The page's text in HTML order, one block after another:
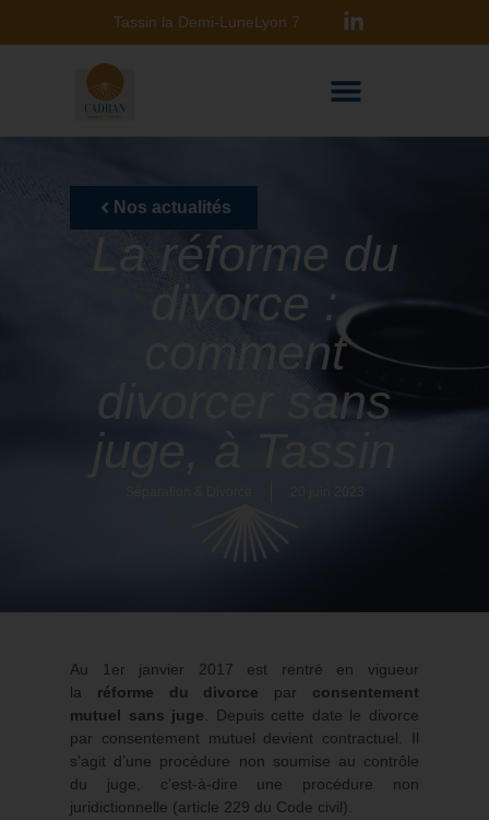
Tassin la Demi-LuneLyon 7
Nos actualités
La réforme du
divorce :
comment
divorcer sans
juge, à Tassin
Au 1er janvier 2017 est rentré en vigueur
la réforme du divorce par consentement
mutuel sans juge . Depuis cette date le divorce
par consentement mutuel devient contractuel. Il
s’agit d’une procédure non soumise au contrôle
du juge, c’est-à-dire une procédure non
juridictionnelle (article 229 du Code civil).